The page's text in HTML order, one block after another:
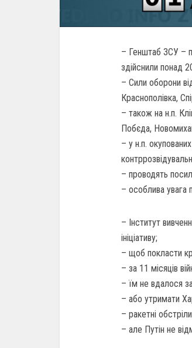
– Генштаб ЗСУ –
здійснили понад
– Сили оборони
Краснополівка,
– також на н.п.
Побєда,
– у н.п.
– проводять
– особлива увага
– Інститут
ініціативу;
– щоб покласти
– за 11 місяців
– їм не вдалося
– або утримати
– ракетні
– але Путін не